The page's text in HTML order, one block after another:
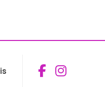
Aceder